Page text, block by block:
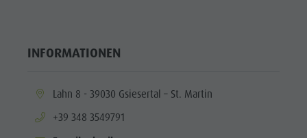
INFORMATIONEN
aria.location:
Lahn 8 - 39030 Gsiesertal – St. Martin
aria.phone:
+39 348 3549791